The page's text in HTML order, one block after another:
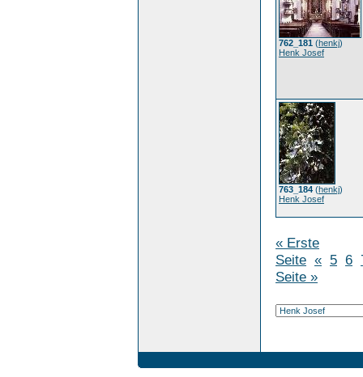
762_181 (henkj)
Henk Josef
763_184 (henkj)
Henk Josef
« Erste
Seite « 5 6
Seite »